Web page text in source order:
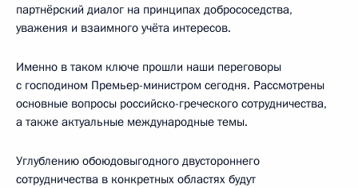
партнёрский диалог на принципах добрососедства,
уважения и взаимного учёта интересов.
Именно в таком ключе прошли наши переговоры
с господином Премьер-министром сегодня. Рассмотрены
основные вопросы российско-греческого сотрудничества,
а также актуальные международные темы.
Углублению обоюдовыгодного двустороннего
сотрудничества в конкретных областях будут